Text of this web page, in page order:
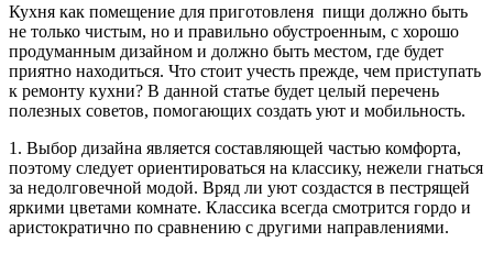
Кухня как помещение для приготовленя пищи должно быть
не только чистым, но и правильно обустроенным, с хорошо
продуманным дизайном и должно быть местом, где будет
приятно находиться. Что стоит учесть прежде, чем приступать
к ремонту кухни? В данной статье будет целый перечень
полезных советов, помогающих создать уют и мобильность.
1. Выбор дизайна является составляющей частью комфорта,
поэтому следует ориентироваться на классику, нежели гнаться
за недолговечной модой. Вряд ли уют создастся в пестрящей
яркими цветами комнате. Классика всегда смотрится гордо и
аристократично по сравнению с другими направлениями.